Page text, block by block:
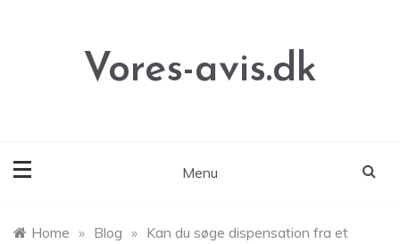
Vores-avis.dk
Menu
Home » Blog » Kan du søge dispensation fra et